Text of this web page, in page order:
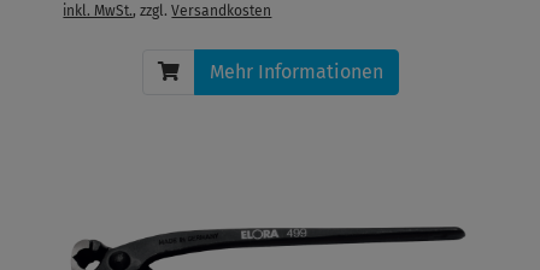
inkl. MwSt., zzgl.Versandkosten
Mehr Informationen